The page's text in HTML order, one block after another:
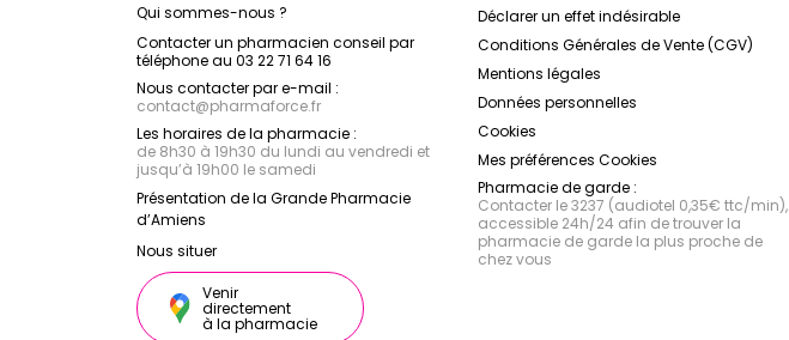
Qui sommes-nous ?
Contacter un pharmacien conseil par
téléphone au 03 22 71 64 16
Nous contacter par e-mail :
contact@pharmaforce.fr
Les horaires de la pharmacie :
de 8h30 à 19h30 du lundi au vendredi et
jusqu’à 19h00 le samedi
Présentation de la Grande Pharmacie
d’Amiens
Nous situer
Venir
directement
à la pharmacie
Déclarer un effet indésirable
Conditions Générales de Vente (CGV)
Mentions légales
Données personnelles
Cookies
Mes préférences Cookies
Pharmacie de garde :
Contacter le 3237 (audiotel 0,35€ ttc/min),
accessible 24h/24 afin de trouver la
pharmacie de garde la plus proche de
chez vous